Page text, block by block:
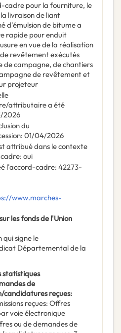
cadre pour la fourniture, le
livraison de liant
d'émulsion de bitume a
rapide pour enduit
en vue de la réalisation
revêtement exécutés
de campagne, de chantiers
de revêtement et
projeteur
attributaire a été
2026
du
: 01/04/2026
attribué dans le contexte
: oui
l'accord-cadre: 42273-
www.marches-
les fonds de l'Union
signe le
Départemental de la
statistiques
de
reçues:
reçues: Offres
voie électronique
ou de demandes de